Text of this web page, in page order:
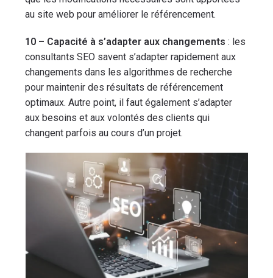
au site web pour améliorer le référencement.
10 – Capacité à s’adapter aux changements : les
consultants SEO savent s’adapter rapidement aux
changements dans les algorithmes de recherche
pour maintenir des résultats de référencement
optimaux. Autre point, il faut également s’adapter
aux besoins et aux volontés des clients qui
changent parfois au cours d’un projet.